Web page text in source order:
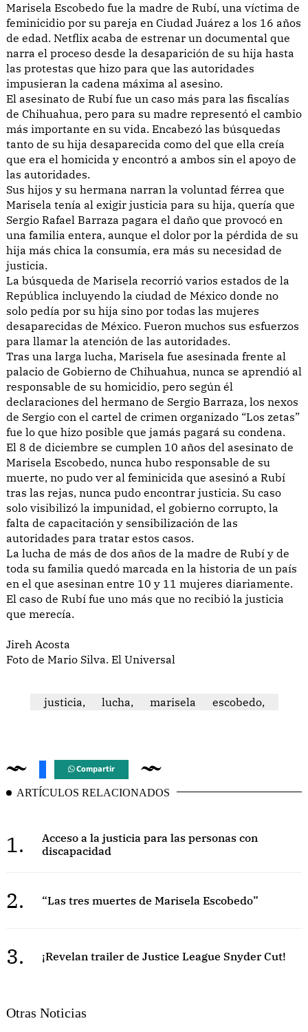
Marisela Escobedo fue la madre de Rubí, una víctima de
feminicidio por su pareja en Ciudad Juárez a los 16 años
de edad. Netflix acaba de estrenar un documental que
narra el proceso desde la desaparición de su hija hasta
las protestas que hizo para que las autoridades
impusieran la cadena máxima al asesino.
El asesinato de Rubí fue un caso más para las fiscalías
de Chihuahua, pero para su madre representó el cambio
más importante en su vida. Encabezó las búsquedas
tanto de su hija desaparecida como del que ella creía
que era el homicida y encontró a ambos sin el apoyo de
las autoridades.
Sus hijos y su hermana narran la voluntad férrea que
Marisela tenía al exigir justicia para su hija, quería que
Sergio Rafael Barraza pagara el daño que provocó en
una familia entera, aunque el dolor por la pérdida de su
hija más chica la consumía, era más su necesidad de
justicia.
La búsqueda de Marisela recorrió varios estados de la
República incluyendo la ciudad de México donde no
solo pedía por su hija sino por todas las mujeres
desaparecidas de México. Fueron muchos sus esfuerzos
para llamar la atención de las autoridades.
Tras una larga lucha, Marisela fue asesinada frente al
palacio de Gobierno de Chihuahua, nunca se aprendió al
responsable de su homicidio, pero según él
declaraciones del hermano de Sergio Barraza, los nexos
de Sergio con el cartel de crimen organizado “Los zetas”
fue lo que hizo posible que jamás pagará su condena.
El 8 de diciembre se cumplen 10 años del asesinato de
Marisela Escobedo, nunca hubo responsable de su
muerte, no pudo ver al feminicida que asesinó a Rubí
tras las rejas, nunca pudo encontrar justicia. Su caso
solo visibilizó la impunidad, el gobierno corrupto, la
falta de capacitación y sensibilización de las
autoridades para tratar estos casos.
La lucha de más de dos años de la madre de Rubí y de
toda su familia quedó marcada en la historia de un país
en el que asesinan entre 10 y 11 mujeres diariamente.
El caso de Rubí fue uno más que no recibió la justicia
que merecía.
Jireh Acosta
Foto de Mario Silva. El Universal
justicia, lucha, marisela escobedo,
Compartir
ARTÍCULOS RELACIONADOS
1.
Acceso a la justicia para las personas con
discapacidad
2. “Las tres muertes de Marisela Escobedo”
3. ¡Revelan trailer de Justice League Snyder Cut!
Otras Noticias